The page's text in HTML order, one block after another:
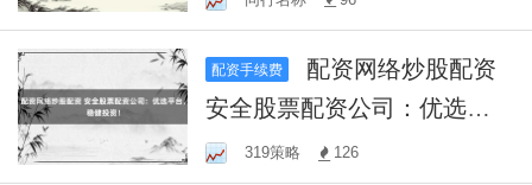
配资手续费
安全股票配资公司：优选平
台，稳健投资！
319策略 126